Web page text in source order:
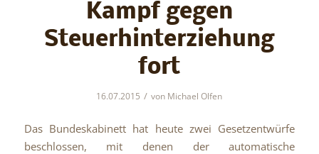
Kampf gegen
Steuerhinterziehung
fort
16.07.2015 / von Michael Olfen
Das Bundeskabinett hat heute zwei Gesetzentwürfe
beschlossen, mit denen der automatische